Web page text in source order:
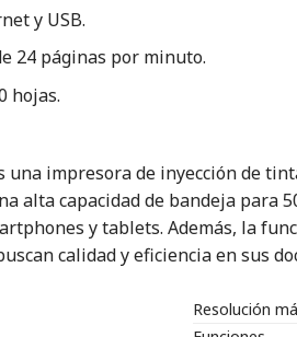
y USB.
24 páginas por minuto.
hojas.
una impresora de inyección de
alta capacidad de bandeja para
y tablets. Además, la
calidad y eficiencia en sus
Resolución